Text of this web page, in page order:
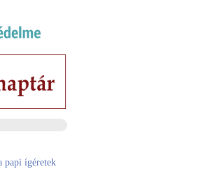
papi ígéretek